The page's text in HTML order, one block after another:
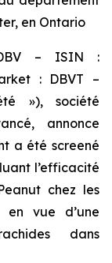
en Ontario
– ISIN :
: DBVT –
»), société
annonce
a été screené
l’efficacité
chez les
vue d’une
dans